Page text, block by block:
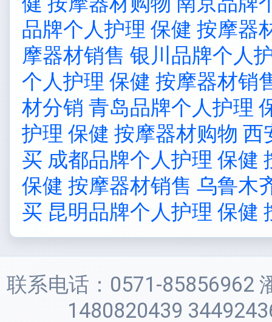
品牌个人护理 保健 按摩器
摩器材销售 银川品牌个人
个人护理 保健 按摩器材销
材分销 青岛品牌个人护理
护理 保健 按摩器材购物 西
买 成都品牌个人护理 保健
保健 按摩器材销售 乌鲁木
买 昆明品牌个人护理 保健
联系电话：0571-85856962
1480820439